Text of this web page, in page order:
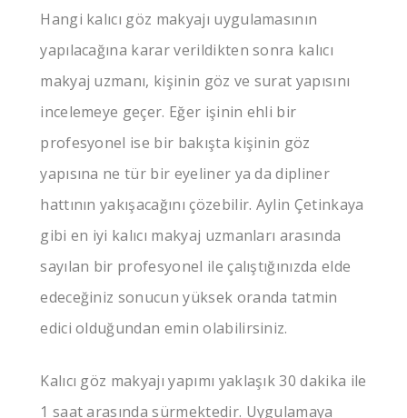
Hangi kalıcı göz makyajı uygulamasının
yapılacağına karar verildikten sonra kalıcı
makyaj uzmanı, kişinin göz ve surat yapısını
incelemeye geçer. Eğer işinin ehli bir
profesyonel ise bir bakışta kişinin göz
yapısına ne tür bir eyeliner ya da dipliner
hattının yakışacağını çözebilir. Aylin Çetinkaya
gibi en iyi kalıcı makyaj uzmanları arasında
sayılan bir profesyonel ile çalıştığınızda elde
edeceğiniz sonucun yüksek oranda tatmin
edici olduğundan emin olabilirsiniz.
Kalıcı göz makyajı yapımı yaklaşık 30 dakika ile
1 saat arasında sürmektedir. Uygulamaya